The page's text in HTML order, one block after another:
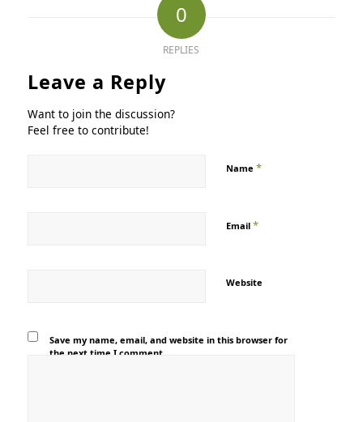
0
REPLIES
Leave a Reply
Want to join the discussion?
Feel free to contribute!
Name *
Email *
Website
Save my name, email, and website in this browser for
the next time I comment.